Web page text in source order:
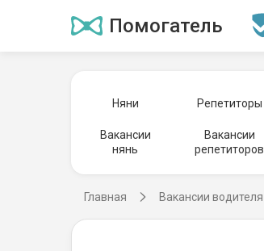
Помогатель
Няни Репетиторы
Вакансии
нянь
Вакансии
репетиторов
Главная Вакансии водителя